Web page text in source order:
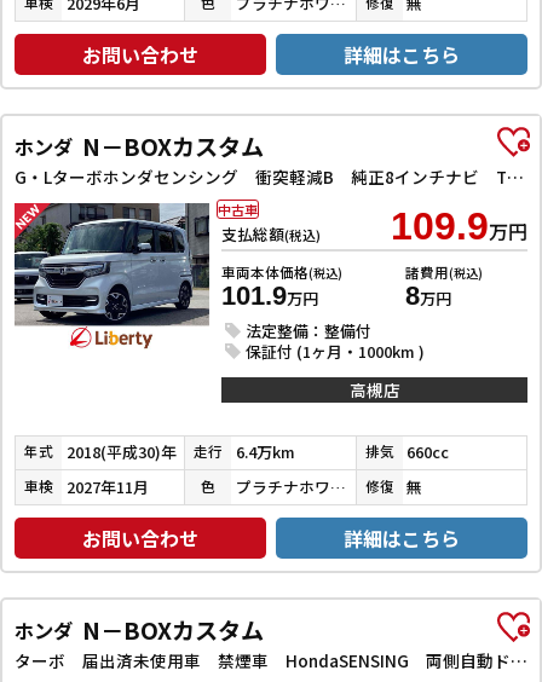
お問い合わせ 詳細はこちら
ホンダ N－BOXカスタム
G・Lターボホンダセンシング 衝突軽減B 純正8インチナビ TV Bluetooth対応 Bカメラ ビルドインETC 両側自動ドア アダプティブクルーズコントロール 革巻きステアリング パドルシフト LEDヘッドライト スマートキ
支払総額(税込) 109.9万円
車両本体価格(税込)
101.9万円
諸費用(税込)
8万円
法定整備：整備付
保証付 (1ヶ月・1000km )
中古車
高槻店
年式 2018(平成30)年 走行 6.4万km 排気 660cc
車検 2027年11月 色 プラチナホワイトパール 修復 無
お問い合わせ 詳細はこちら
ホンダ N－BOXカスタム
ターボ 届出済未使用車 禁煙車 HondaSENSING 両側自動ドア アダプティブクルーズコントロール 電子パーキング 革巻きステアリング パドルシフト 前席シートヒーター LEDヘッドライト スマートキー